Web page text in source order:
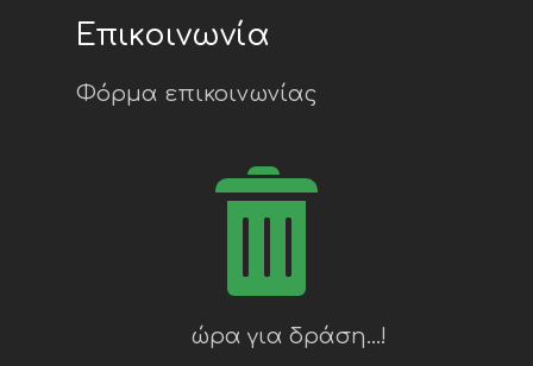
Επικοινωνία
Φόρμα επικοινωνίας